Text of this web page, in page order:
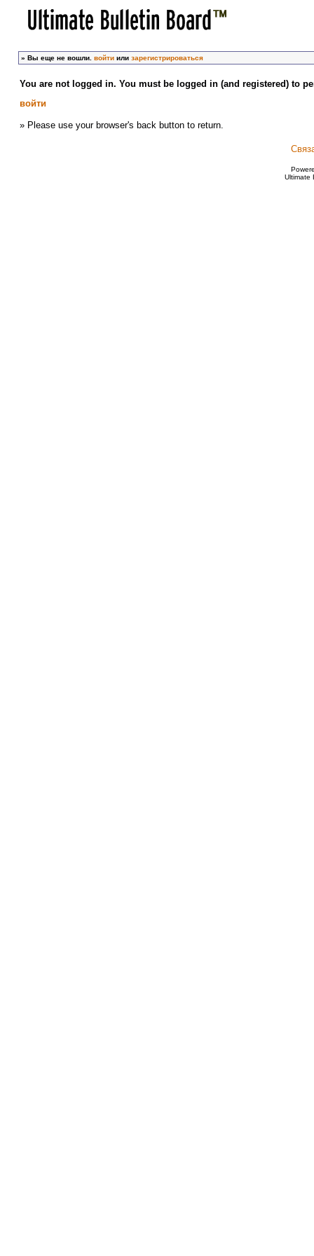
» Вы еще не вошли. войтиили зарегистрироваться
You are not logged in. You must be logged in (and registered) to
войти
» Please use your browser's back button to return.
Ultimate